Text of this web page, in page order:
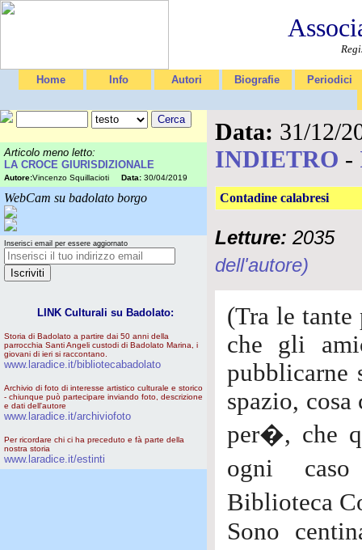
Home Info Autori Biografie Periodici
Articolo meno letto:
LA CROCE GIURISDIZIONALE
Autore:Vincenzo Squillacioti Data: 30/04/2019
WebCam su badolato borgo
Inserisci email per essere aggiornato
LINK Culturali su Badolato:
Storia di Badolato a partire dai 50 anni della
parrocchia Santi Angeli custodi di Badolato Marina, i
giovani di ieri si raccontano.
www.laradice.it/bibliotecabadolato
Archivio di foto di interesse artistico culturale e storico
- chiunque può partecipare inviando foto, descrizione
e dati dell'autore
www.laradice.it/archiviofoto
Per ricordare chi ci ha preceduto e fà parte della
nostra storia
www.laradice.it/estinti
Data: 31/12/
INDIETRO -
Contadine calabresi
Letture: 2035
dell'autore)
(Tra le
che gli
pubblicarne
spazio,
per�, che
ogni caso
Biblioteca
Sono